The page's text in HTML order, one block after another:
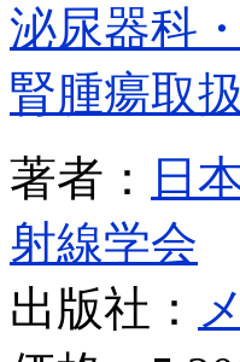
泌尿器科
腎腫瘍取
著者：
日
射線学会
出版社：